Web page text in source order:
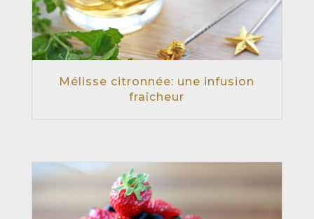
Mélisse citronnée: une infusion
fraîcheur